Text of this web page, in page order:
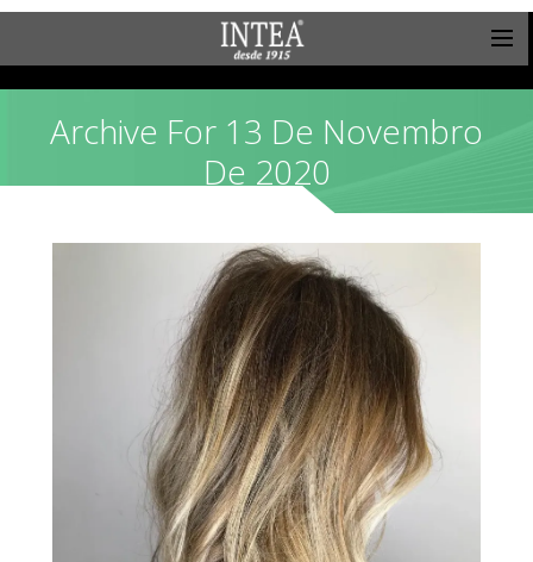
Archive For 13 De Novembro
De 2020